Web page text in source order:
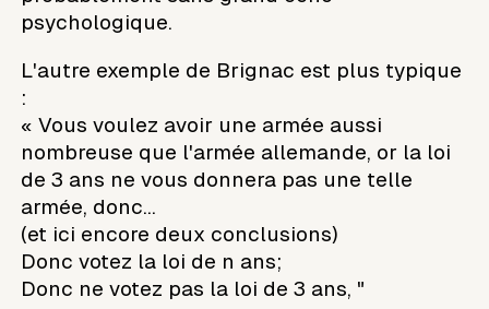
psychologique.
L'autre exemple de Brignac est plus typique
:
« Vous voulez avoir une armée aussi
nombreuse que l'armée allemande, or la loi
de 3 ans ne vous donnera pas une telle
armée, donc...
(et ici encore deux conclusions)
Donc votez la loi de n ans;
Donc ne votez pas la loi de 3 ans, "